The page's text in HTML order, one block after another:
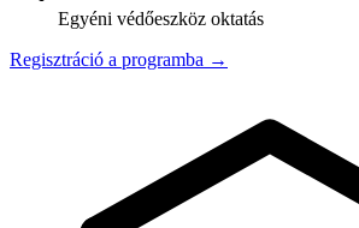
Egyéni védőeszköz oktatás
Regisztráció a programba →